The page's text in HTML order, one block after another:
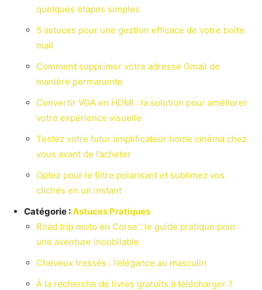
quelques étapes simples
5 astuces pour une gestion efficace de votre boîte
mail
Comment supprimer votre adresse Gmail de
manière permanente
Convertir VGA en HDMI : la solution pour améliorer
votre expérience visuelle
Testez votre futur amplificateur home cinéma chez
vous avant de l’acheter
Optez pour le filtre polarisant et sublimez vos
clichés en un instant
Catégorie :Astuces Pratiques
Road trip moto en Corse : le guide pratique pour
une aventure inoubliable
Cheveux tressés : l’élégance au masculin
À la recherche de livres gratuits à télécharger ?